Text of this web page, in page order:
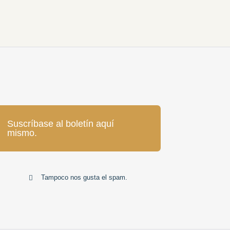
Suscríbase al boletín aquí
mismo.
Tampoco nos gusta el spam.